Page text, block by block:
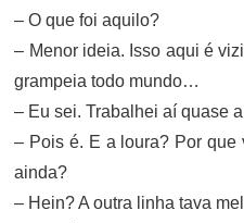
– O que foi aquilo?
– Menor ideia. Isso aqui é
grampeia todo mundo…
– Eu sei. Trabalhei aí quase
– Pois é. E a loura? Por
ainda?
– Hein? A outra linha tava